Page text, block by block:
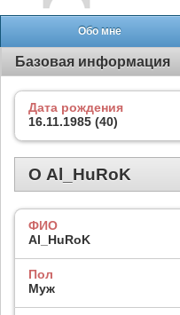
Обо мне
Базовая информация
Дата рождения
16.11.1985 (40)
О Al_HuRoK
ФИО
Al_HuRoK
Пол
Муж